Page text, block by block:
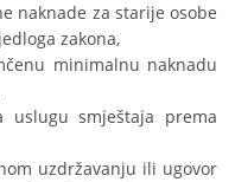
naknade za starije osobe
zakona,
minimalnu naknadu
smještaja prema
uzdržavanju ili ugovor